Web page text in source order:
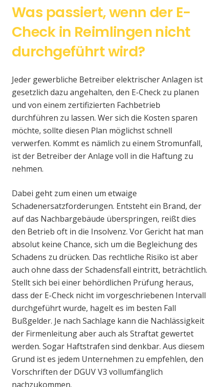
Was passiert, wenn der E-
Check in Reimlingen nicht
durchgeführt wird?
Jeder gewerbliche Betreiber elektrischer Anlagen ist
gesetzlich dazu angehalten, den E-Check zu planen
und von einem zertifizierten Fachbetrieb
durchführen zu lassen. Wer sich die Kosten sparen
möchte, sollte diesen Plan möglichst schnell
verwerfen. Kommt es nämlich zu einem Stromunfall,
ist der Betreiber der Anlage voll in die Haftung zu
nehmen.
Dabei geht zum einen um etwaige
Schadenersatzforderungen. Entsteht ein Brand, der
auf das Nachbargebäude überspringen, reißt dies
den Betrieb oft in die Insolvenz. Vor Gericht hat man
absolut keine Chance, sich um die Begleichung des
Schadens zu drücken. Das rechtliche Risiko ist aber
auch ohne dass der Schadensfall eintritt, beträchtlich.
Stellt sich bei einer behördlichen Prüfung heraus,
dass der E-Check nicht im vorgeschriebenen Intervall
durchgeführt wurde, hagelt es im besten Fall
Bußgelder. Je nach Sachlage kann die Nachlässigkeit
der Firmenleitung aber auch als Straftat gewertet
werden. Sogar Haftstrafen sind denkbar. Aus diesem
Grund ist es jedem Unternehmen zu empfehlen, den
Vorschriften der DGUV V3 vollumfänglich
nachzukommen.